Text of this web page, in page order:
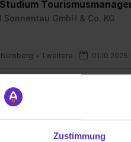
Zustimmung
Sonnentau GmbH & Co. KG
+ 1 weitere 01.10.2026
BWL -